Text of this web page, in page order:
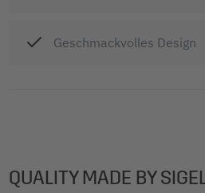
Geschmackvolles Design
QUALITY MADE BY